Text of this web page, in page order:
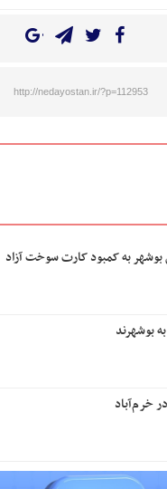
http://nedayostan.ir/?p=112953
به کمبود کارت سوخت آزاد
بوشهرند
خرم‌آباد